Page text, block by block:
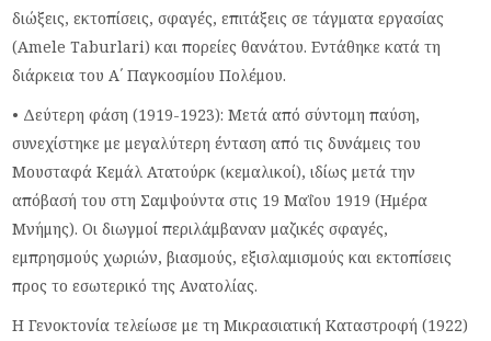
διώξεις, εκτοπίσεις, σφαγές, επιτάξεις σε τάγματα εργασίας
(Amele Taburlari) και πορείες θανάτου. Εντάθηκε κατά τη
διάρκεια του Α΄ Παγκοσμίου Πολέμου.
• Δεύτερη φάση (1919-1923): Μετά από σύντομη παύση,
συνεχίστηκε με μεγαλύτερη ένταση από τις δυνάμεις του
Μουσταφά Κεμάλ Ατατούρκ (κεμαλικοί), ιδίως μετά την
απόβασή του στη Σαμψούντα στις 19 Μαΐου 1919 (Ημέρα
Μνήμης). Οι διωγμοί περιλάμβαναν μαζικές σφαγές,
εμπρησμούς χωριών, βιασμούς, εξισλαμισμούς και εκτοπίσεις
προς το εσωτερικό της Ανατολίας.
Η Γενοκτονία τελείωσε με τη Μικρασιατική Καταστροφή (1922)